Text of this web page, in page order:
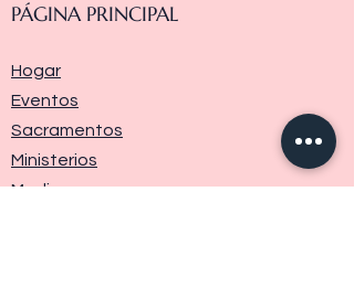
PÁGINA PRINCIPAL
Hogar
Eventos
Sacramentos
Ministerios
Media